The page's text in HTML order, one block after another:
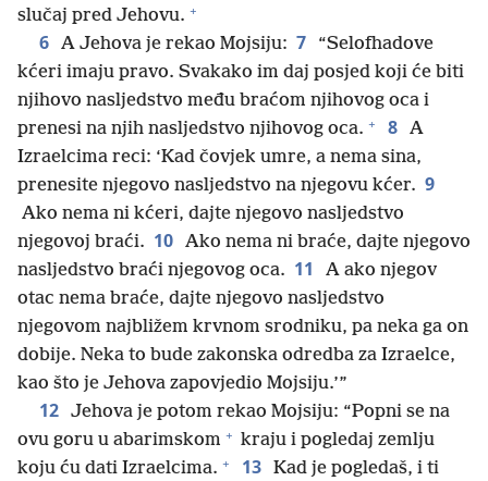
slučaj pred Jehovu. +
6 A Jehova je rekao Mojsiju: 7
“Selofhadove
kćeri imaju pravo. Svakako im daj posjed koji će biti
njihovo nasljedstvo među braćom njihovog oca i
prenesi na njih nasljedstvo njihovog oca. + 8 A
Izraelcima reci: ‘Kad čovjek umre, a nema sina,
prenesite njegovo nasljedstvo na njegovu kćer. 9
Ako nema ni kćeri, dajte njegovo nasljedstvo
njegovoj braći. 10 Ako nema ni braće, dajte njegovo
nasljedstvo braći njegovog oca. 11
A ako njegov
otac nema braće, dajte njegovo nasljedstvo
njegovom najbližem krvnom srodniku, pa neka ga on
dobije. Neka to bude zakonska odredba za Izraelce,
kao što je Jehova zapovjedio Mojsiju.’”
12 Jehova je potom rekao Mojsiju: “Popni se na
ovu goru u abarimskom + kraju i pogledaj zemlju
koju ću dati Izraelcima. + 13 Kad je pogledaš, i ti